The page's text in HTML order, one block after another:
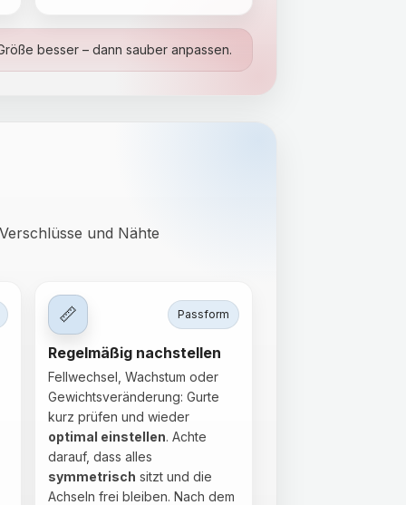
besser – dann sauber anpassen.
und Nähte
📏 Passform
Regelmäßig nachstellen
Fellwechsel, Wachstum oder
Gewichtsveränderung: Gurte
kurz prüfen und wieder
optimal einstellen. Achte
darauf, dass alles
symmetrisch sitzt und die
Achseln frei bleiben. Nach dem